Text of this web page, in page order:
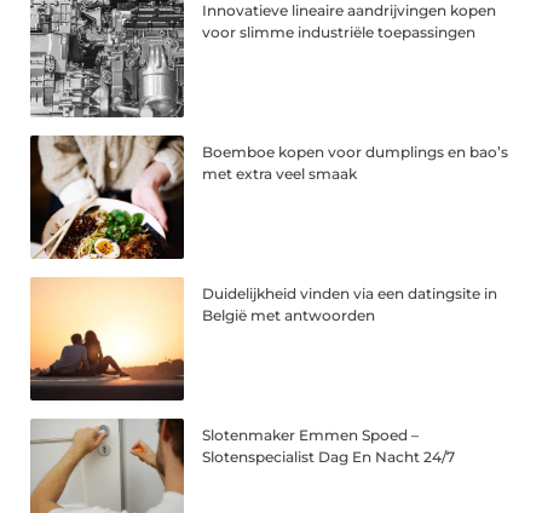
Innovatieve lineaire aandrijvingen kopen
voor slimme industriële toepassingen
Boemboe kopen voor dumplings en bao’s
met extra veel smaak
Duidelijkheid vinden via een datingsite in
België met antwoorden
Slotenmaker Emmen Spoed –
Slotenspecialist Dag En Nacht 24/7